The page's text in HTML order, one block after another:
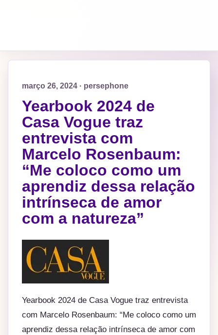
março 26, 2024 · persephone
Yearbook 2024 de
Casa Vogue traz
entrevista com
Marcelo Rosenbaum:
“Me coloco como um
aprendiz dessa relação
intrínseca de amor
com a natureza”
Yearbook 2024 de Casa Vogue traz entrevista
com Marcelo Rosenbaum: “Me coloco como um
aprendiz dessa relação intrínseca de amor com